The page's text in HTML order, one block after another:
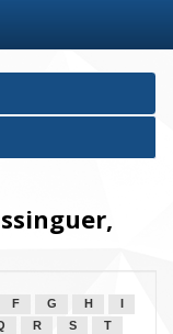
F G H
R S
T